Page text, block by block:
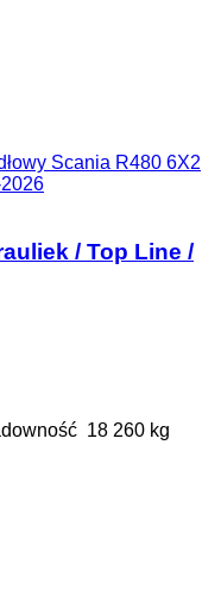
Scania R480 6X2
/ Top Line /
18 260 kg